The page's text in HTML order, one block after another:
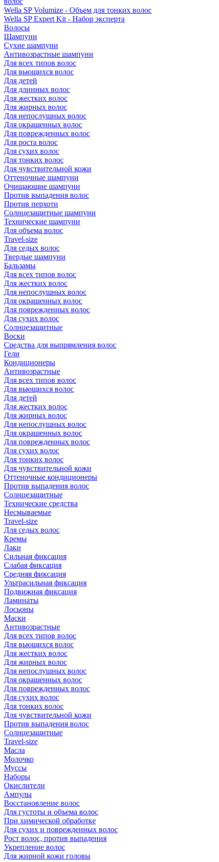
Wella SP Volumize - Объем для тонких волос
Wella SP Expert Kit - Набор эксперта
Волосы
Шампуни
Сухие шампуни
Антивозрастные шампуни
Для всех типов волос
Для вьющихся волос
Для детей
Для длинных волос
Для жестких волос
Для жирных волос
Для непослушных волос
Для окрашенных волос
Для поврежденных волос
Для роста волос
Для сухих волос
Для тонких волос
Для чувствительной кожи
Оттеночные шампуни
Очищающие шампуни
Против выпадения волос
Против перхоти
Солнцезащитные шампуни
Технические шампуни
Для объема волос
Travel-size
Для седых волос
Твердые шампуни
Бальзамы
Для всех типов волос
Для жестких волос
Для непослушных волос
Для окрашенных волос
Для поврежденных волос
Для сухих волос
Солнцезащитные
Воски
Средства для выпрямления волос
Гели
Кондиционеры
Антивозрастные
Для всех типов волос
Для вьющихся волос
Для детей
Для жестких волос
Для жирных волос
Для непослушных волос
Для окрашенных волос
Для поврежденных волос
Для сухих волос
Для тонких волос
Для чувствительной кожи
Оттеночные кондиционеры
Против выпадения волос
Солнцезащитные
Технические средства
Несмываемые
Travel-size
Для седых волос
Кремы
Лаки
Сильная фиксация
Слабая фиксация
Средняя фиксация
Ультрасильная фиксация
Подвижная фиксация
Ламинаты
Лосьоны
Маски
Антивозрастные
Для всех типов волос
Для вьющихся волос
Для жестких волос
Для жирных волос
Для непослушных волос
Для окрашенных волос
Для поврежденных волос
Для сухих волос
Для тонких волос
Для чувствительной кожи
Против выпадения волос
Солнцезащитные
Travel-size
Масла
Молочко
Муссы
Наборы
Окислители
Ампулы
Восстановление волос
Для густоты и объема волос
При химической обработке
Для сухих и поврежденных волос
Рост волос, против выпадения
Укрепление волос
Для жирной кожи головы